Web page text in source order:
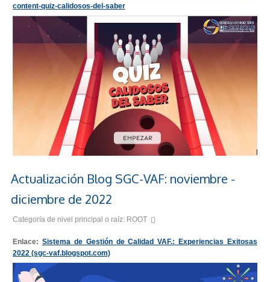
content-quiz-calidosos-del-saber
Actualización Blog SGC-VAF: noviembre -
diciembre de 2022
Categoría de nivel principal o raíz: ROOT
Enlace: Sistema de Gestión de Calidad VAF.: Experiencias Exitosas
2022 (sgc-vaf.blogspot.com)